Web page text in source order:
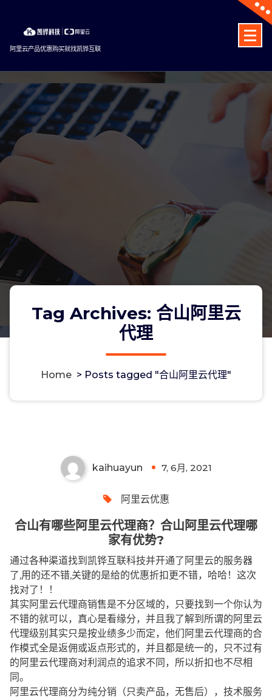
content
阿里云产品优惠购买就找凯铧互联
Tag Archives: 合山阿里云
代理
Home > Posts tagged "合山阿里云代理"
kaihuayun 7, 6月, 2021
阿里云优惠
合山有哪些阿里云代理商？合山阿里云代理哪
家有优势?
通过各种渠道找到凯铧互联科技并开通了阿里云的服务器
了,用的还不错,关键的是给的优惠折扣更不错，哈哈！这次
找对了！！
其实阿里云代理商销售是不分区域的，只要找到一个你认为
不错的就可以，真心是看缘分，并且我了解到所谓的阿里云
代理级别其实只是按业绩多少而定，他们阿里云代理商的合
作模式全是返佣或返点形式的，并且都是统一的，只不过有
的阿里云代理商对利润点的追求不同，所以折扣也不尽相
同。
阿里云代理商分为纯分销（只卖产品，无售后），技术服务